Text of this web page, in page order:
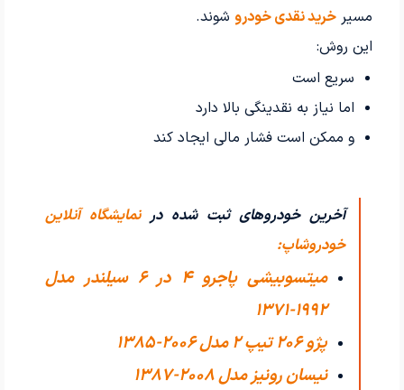
مسیر خرید نقدی خودروشوند.
این روش:
سریع است
اما نیاز به نقدینگی بالا دارد
و ممکن است فشار مالی ایجاد کند
آخرین خودروهای ثبت شده درنمایشگاه آنلاین
خودروشاپ:
میتسوبیشی پاجرو 4 در 6 سیلندر مدل
1992-1371
پژو 206 تیپ ۲ مدل 2006-1385
نیسان رونیز مدل 2008-1387